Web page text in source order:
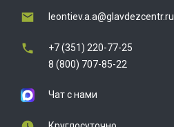
leontiev.a.a@glavdezcentr.ru
+7 (351) 220-77-25
8 (800) 707-85-22
Чат с нами